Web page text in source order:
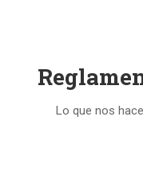
Lo que nos